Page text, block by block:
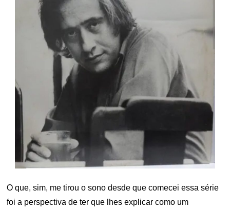
O que, sim, me tirou o sono desde que comecei essa série
foi a perspectiva de ter que lhes explicar como um